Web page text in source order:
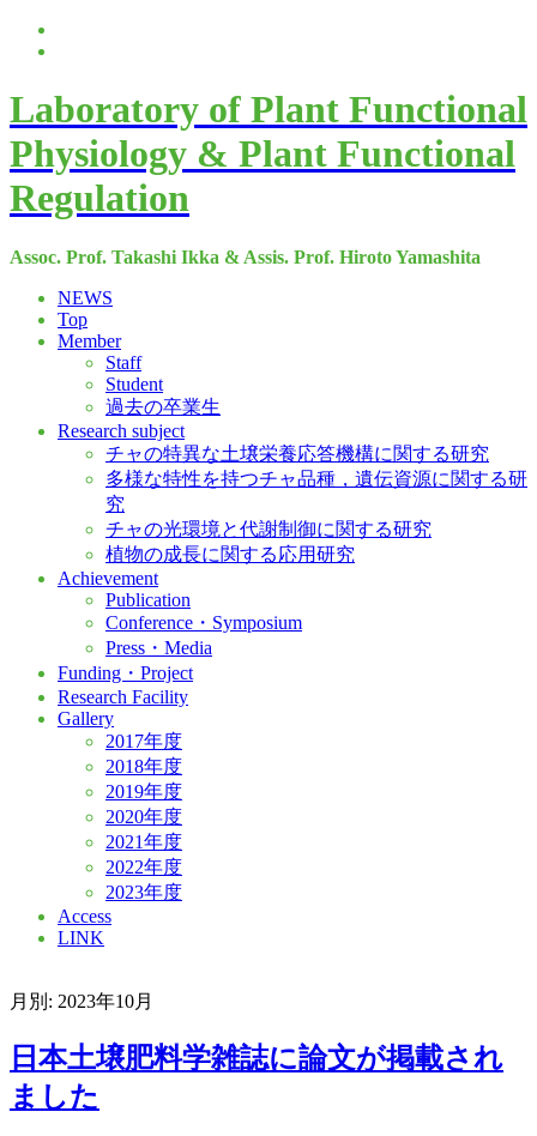
Laboratory of Plant Functional
Physiology & Plant Functional
Regulation
Assoc. Prof. Takashi Ikka & Assis. Prof. Hiroto Yamashita
NEWS
Top
Member
Staff
Student
過去の卒業生
Research subject
チャの特異な土壌栄養応答機構に関する研究
多様な特性を持つチャ品種，遺伝資源に関する研
究
チャの光環境と代謝制御に関する研究
植物の成長に関する応用研究
Achievement
Publication
Conference・Symposium
Press・Media
Funding・Project
Research Facility
Gallery
2017年度
2018年度
2019年度
2020年度
2021年度
2022年度
2023年度
Access
LINK
月別: 2023年10月
日本土壌肥料学雑誌に論文が掲載され
ました